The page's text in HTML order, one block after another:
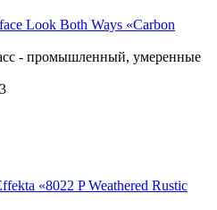
Look Both Ways «Carbon
- промышленный, умеренные